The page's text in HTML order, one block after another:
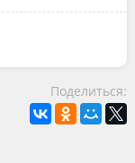
Поделиться: